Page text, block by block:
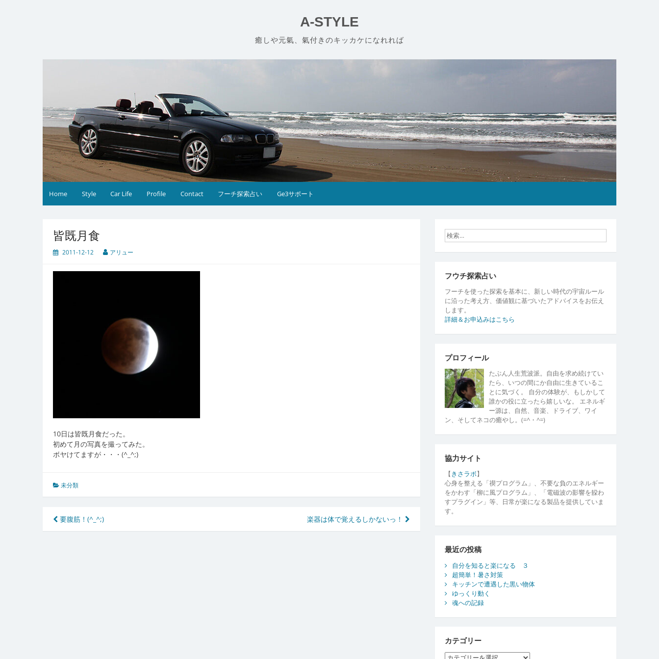
A-STYLE
癒しや元氣、氣付きのキッカケになれれば
Home Style Car Life Profile Contact フーチ探索占い Ge3サポート
皆既月食
2011-12-12 アリュー
10日は皆既月食だった。
初めて月の写真を撮ってみた。
ボヤけてますが・・・(^_^;)
未分類
投
稿
要腹筋！(^_^;) 楽器は体で覚えるしかないっ！
フウチ探索占い
フーチを使った探索を基本に、新しい時代の宇宙ルール
に沿った考え方、価値観に基づいたアドバイスをお伝え
します。
詳細＆お申込みはこちら
プロフィール
たぶん人生荒波派。自由を求め続けてい
たら、いつの間にか自由に生きているこ
とに気づく。 自分の体験が、もしかして
誰かの役に立ったら嬉しいな。 エネルギ
ー源は、自然、音楽、ドライブ、ワイ
ン、そしてネコの癒やし。(=^・^=)
協力サイト
【 きさラボ】
心身を整える「禊プログラム」、不要な負のエネルギー
をかわす「柳に風プログラム」、「電磁波の影響を躱わ
すプラグイン」等、日常が楽になる製品を提供していま
す。
最近の投稿
自分を知ると楽になる ３
超簡単！暑さ対策
キッチンで遭遇した黒い物体
ゆっくり動く
魂への記録
カテゴリー
カ